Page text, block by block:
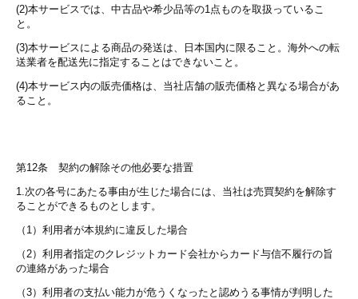
(2)本サービスでは、中古品や希少品等の1点ものを取扱っているこ
と。
(3)本サービスによる商品の発送は、日本国内に限ること。海外への転
送業者を配送先に指定することはできないこと。
(4)本サービス内の販売価格は、当社店舗の販売価格と異なる場合があ
ること。
第12条 契約の解除その他必要な措置
1.次の各号にあたる事由が生じた場合には、当社は売買契約を解除す
ることができるものとします。
（1）利用者が本規約に違反した場合
（2）利用者指定のクレジットカード会社からカード与信不履行の旨
の連絡があった場合
（3）利用者の支払い能力が危うくなったと認めうる事情が判明した